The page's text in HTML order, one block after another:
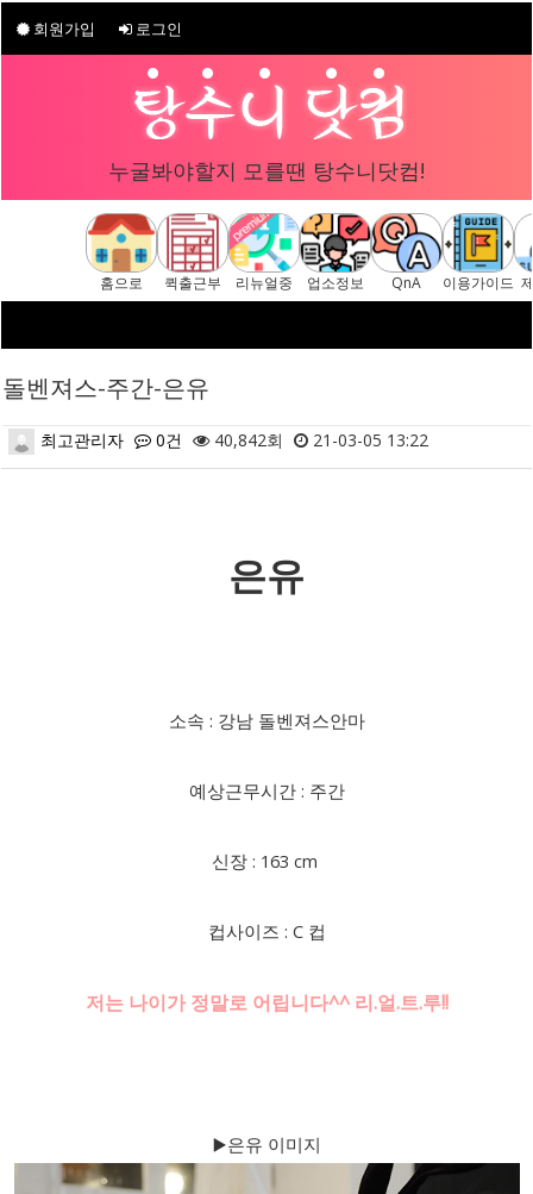
회원가입 로그인
누굴봐야할지 모를땐 탕수니닷컴!
홈으로 퀵출근부 리뉴얼중 업소정보 QnA 이용가이드
돌벤져스-주간-은유
최고관리자 0건 40,842회 21-03-05 13:22
은유
소속 : 강남 돌벤져스안마
예상근무시간 : 주간
신장 : 163 cm
컵사이즈 : C 컵
저는 나이가 정말로 어립니다^^ 리.얼.트.루!!
▶️은유 이미지